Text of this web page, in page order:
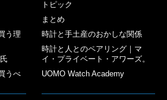
う理
うべ
トピック
まとめ
時計と手土産のおかしな関係
時計と人とのペアリング｜マ
イ・プライベート・アワーズ。
UOMO Watch Academy